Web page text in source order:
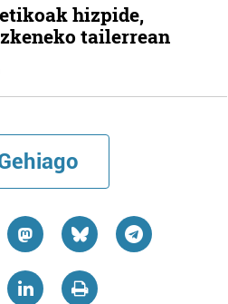
hizpide,
tailerrean